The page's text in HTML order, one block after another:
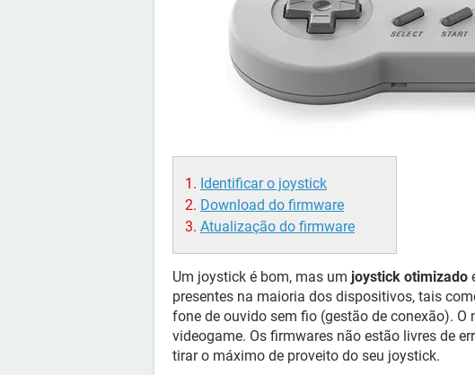
Identificar o joystick
Download do firmware
Atualização do firmware
Um joystick é bom, mas um joystick otimizado
presentes na maioria dos dispositivos, tais
fone de ouvido sem fio (gestão de conexão).
videogame. Os firmwares não estão livres de
tirar o máximo de proveito do seu joystick.